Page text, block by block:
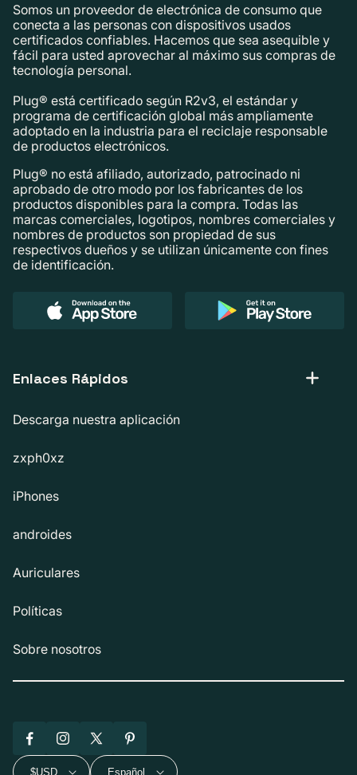
Somos un proveedor de electrónica de consumo que
conecta a las personas con dispositivos usados ​​
certificados confiables. Hacemos que sea asequible y
fácil para usted aprovechar al máximo sus compras de
tecnología personal.
Plug® está certificado según R2v3, el estándar y
programa de certificación global más ampliamente
adoptado en la industria para el reciclaje responsable
de productos electrónicos.
Plug® no está afiliado, autorizado, patrocinado ni
aprobado de otro modo por los fabricantes de los
productos disponibles para la compra. Todas las
marcas comerciales, logotipos, nombres comerciales y
nombres de productos son propiedad de sus
respectivos dueños y se utilizan únicamente con fines
de identificación.
Enlaces Rápidos
Descarga nuestra aplicación
zxph0xz
iPhones
androides
Auriculares
Políticas
Sobre nosotros
FacebookInstagram
X
(Twitter)
Pinterest
$USD Español